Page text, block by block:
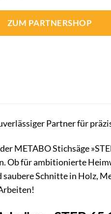
ZUM PARTNERSHOP
Partner für
METABO Stichsäge
Ob für ambitionierte
saubere Schnitte in Holz,